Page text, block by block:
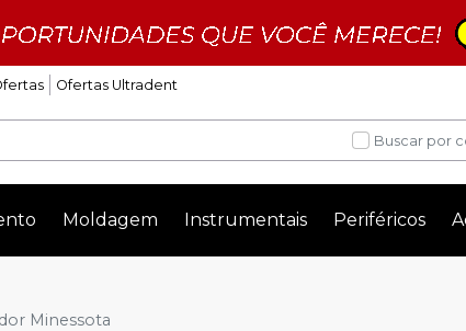
Ofertas Ultradent
Buscar por
Moldagem Instrumentais Periféricos
Minessota